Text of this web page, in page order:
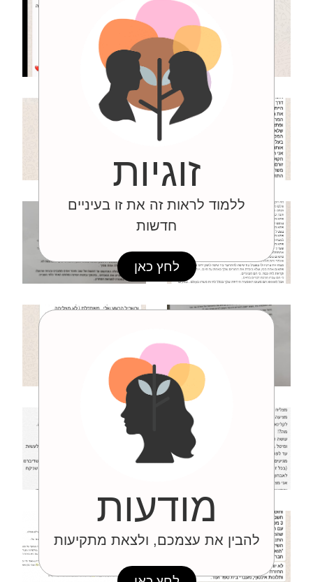
זוגיות
ללמוד לראות זה את זו בעיניים
חדשות
לחץ כאן
מודעות
להבין את עצמכם, ולצאת מתקיעות